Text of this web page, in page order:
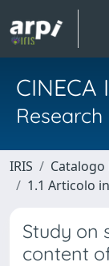
CINECA
IRIS Catalogo
1.1 Articolo
Study on
content